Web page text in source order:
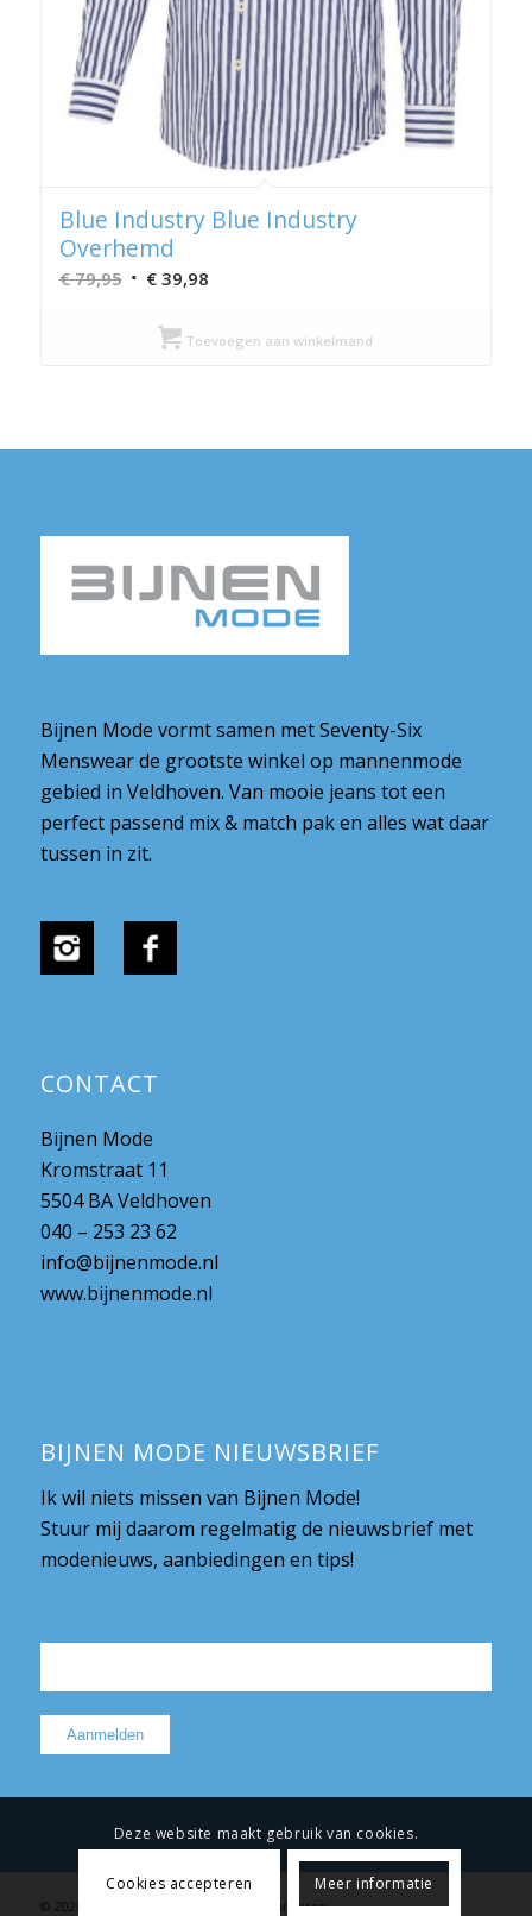
Blue Industry Blue Industry
Overhemd
€79,95 Oorspronkelijke
was:
€39,98Huidige
Toevoegen aan winkelmand
Bijnen Mode vormt samen met Seventy-Six
Menswear de grootste winkel op mannenmode
gebied in Veldhoven. Van mooie jeans tot een
perfect passend mix & match pak en alles wat daar
tussen in zit.
CONTACT
Bijnen Mode
Kromstraat 11
5504 BA Veldhoven
040 – 253 23 62
info@bijnenmode.nl
www.bijnenmode.nl
BIJNEN MODE NIEUWSBRIEF
Ik wil niets missen van Bijnen Mode!
Stuur mij daarom regelmatig de nieuwsbrief met
modenieuws, aanbiedingen en tips!
© 2026 Bijnen Mode | Retourneren
Deze website maakt gebruik van cookies.
Cookies accepteren Meer informatie